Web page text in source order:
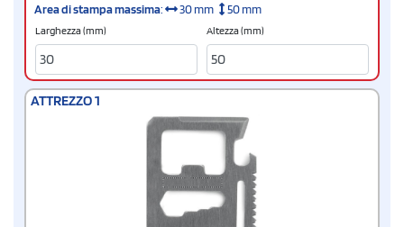
Area di stampa massima: 30 mm 50 mm
Larghezza (mm) Altezza (mm)
ATTREZZO 1